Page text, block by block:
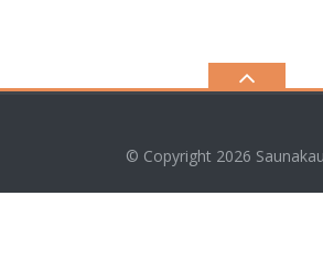
© Copyright 2026